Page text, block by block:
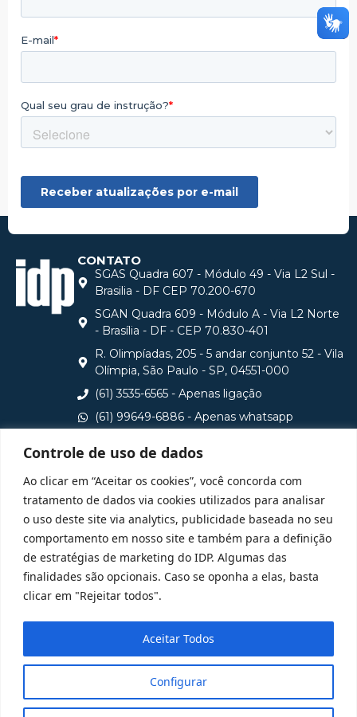
Controle de uso de dados
Ao clicar em “Aceitar os cookies”, você concorda com
tratamento de dados via cookies utilizados para analisar
o uso deste site via analytics, publicidade baseada no seu
comportamento em nosso site e também para a definição
de estratégias de marketing do IDP. Algumas das
finalidades são opcionais. Caso se oponha a elas, basta
clicar em "Rejeitar todos".
Configurar
Aceitar Todos
CONTATO
SGAS Quadra 607 - Módulo 49 - Via L2 Sul -
Brasilia - DF CEP 70.200-670
SGAN Quadra 609 - Módulo A - Via L2 Norte
- Brasília - DF - CEP 70.830-401
R. Olimpíadas, 205 - 5 andar conjunto 52 - Vila
Olímpia, São Paulo - SP, 04551-000
(61) 3535-6565 - Apenas ligação
(61) 99649-6886 - Apenas whatsapp
Consulte aqui o cadastro da Instituição no Sistema e-
MEC